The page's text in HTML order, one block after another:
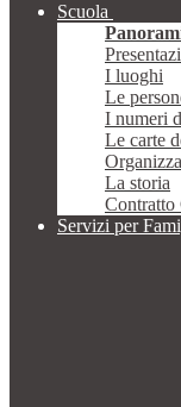
Scuola
I luoghi
Le
I numeri
Le carte
La storia
Servizi per